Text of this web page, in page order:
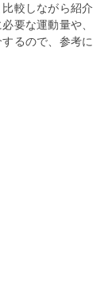
較しながら紹介
要な運動量や、
るので、参考に